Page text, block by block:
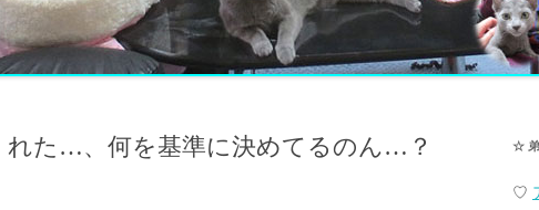
れた…、何を基準に決めてるのん…？ ☆ 弟
♡